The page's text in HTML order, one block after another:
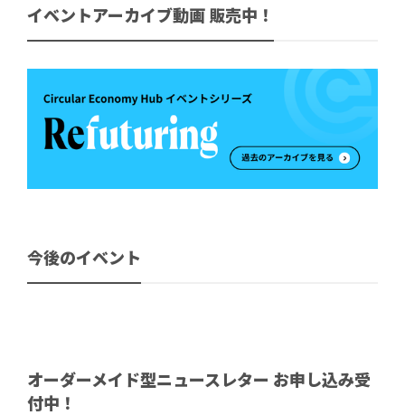
イベントアーカイブ動画 販売中！
今後のイベント
オーダーメイド型ニュースレター お申し込み受
付中！